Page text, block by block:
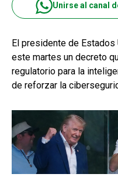
Unirse al canal
El presidente de Estados
este martes un decreto
regulatorio para la
de reforzar la